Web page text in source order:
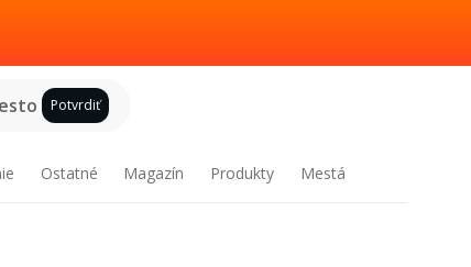
Potvrdiť
Ostatné Magazín Produkty Mestá